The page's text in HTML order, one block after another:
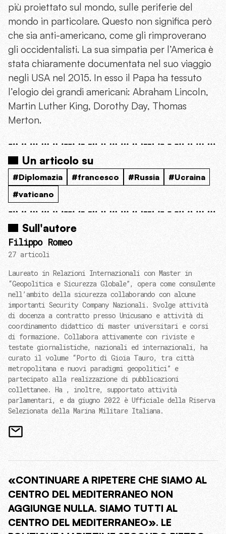
più proiettato sul mondo, sulle periferie del
mondo in particolare. Questo non significa però
che sia anti-americano, come gli rimproverano
gli occidentalisti. La sua simpatia per l’America è
stata chiaramente documentata nel suo viaggio
negli USA nel 2015. In esso il Papa ha tessuto
l’elogio dei grandi americani: Abraham Lincoln,
Martin Luther King, Dorothy Day, Thomas
Merton.
Un articolo su
#Diplomazia #francesco #Russia
#Ucraina
#vaticano
Sull'autore
Filippo Romeo
27 articoli
Laureato in Relazioni Internazionali con Master in
“Geopolitica e Sicurezza Globale”, opera come consulente
nell’ambito della sicurezza collaborando con alcune
importanti Security Company Nazionali. Svolge attività
di docenza a contratto presso Unicusano e attività di
coordinamento didattico di master universitari e corsi
di formazione. Collabora attivamente con riviste e
testate giornalistiche, nazionali ed internazionali, ha
curato il volume “Porto di Gioia Tauro, tra città
metropolitana e nuovi paradigmi geopolitici” e
partecipato alla realizzazione di pubblicazioni
collettanee. Ha , inoltre, supportato attività
parlamentari, e da giugno 2022 è Ufficiale della Riserva
Selezionata della Marina Militare Italiana.
«CONTINUARE A RIPETERE CHE SIAMO AL
CENTRO DEL MEDITERRANEO NON
AGGIUNGE NULLA. SIAMO TUTTI AL
CENTRO DEL MEDITERRANEO». LE